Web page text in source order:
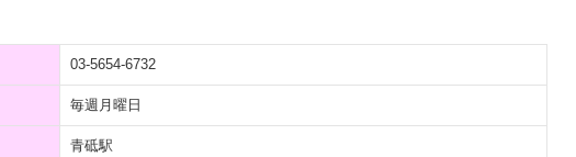
03-5654-6732
毎週月曜日
青砥駅